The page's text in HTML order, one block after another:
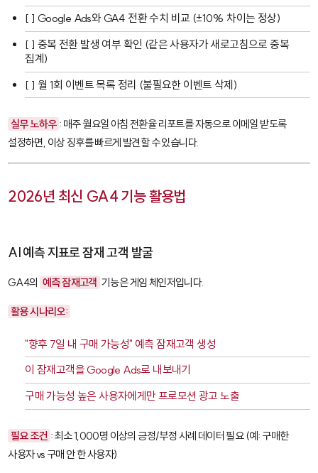
[ ] Google Ads와 GA4 전환 수치 비교 (±10% 차이는 정상)
[ ] 중복 전환 발생 여부 확인 (같은 사용자가 새로고침으로 중복
집계)
[ ] 월 1회 이벤트 목록 정리 (불필요한 이벤트 삭제)
실무 노하우 : 매주 월요일 아침 전환율 리포트를 자동으로 이메일 받도록
설정하면, 이상 징후를 빠르게 발견할 수 있습니다.
2026년 최신 GA4 기능 활용법
AI 예측 지표로 잠재 고객 발굴
GA4의 예측 잠재고객 기능은 게임 체인저입니다.
활용 시나리오:
"향후 7일 내 구매 가능성" 예측 잠재고객 생성
이 잠재고객을 Google Ads로 내보내기
구매 가능성 높은 사용자에게만 프로모션 광고 노출
필요 조건 : 최소 1,000명 이상의 긍정/부정 사례 데이터 필요 (예: 구매한
사용자 vs 구매 안 한 사용자)